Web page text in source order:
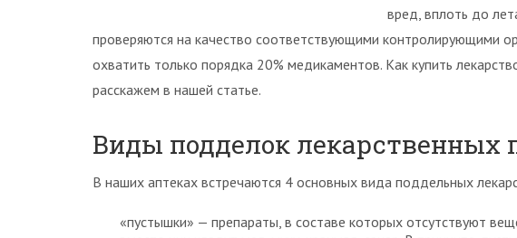
вред, вплоть до
проверяются на качество соответствующими контролирующими
охватить только порядка 20% медикаментов. Как купить
расскажем в нашей статье.
Виды подделок лекарственных
В наших аптеках встречаются 4 основных вида поддельных
«пустышки» — препараты, в составе которых отсутствуют